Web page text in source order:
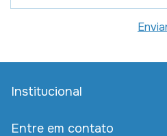
Institucional
Entre em contato